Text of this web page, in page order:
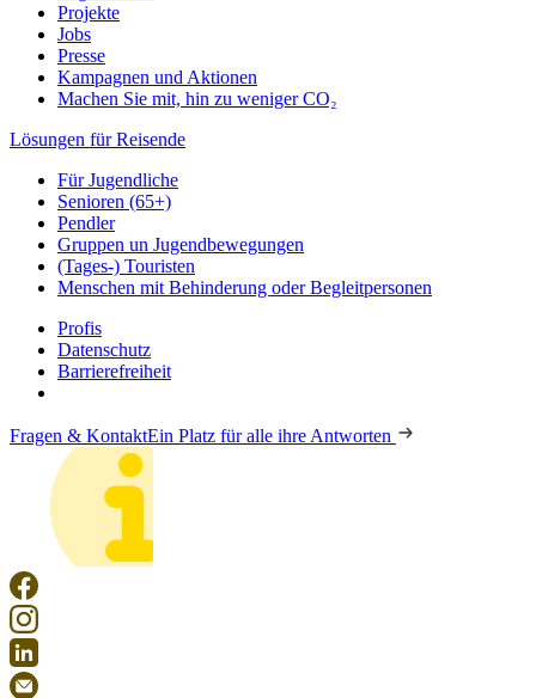
Projekte
Jobs
Presse
Kampagnen und Aktionen
Machen Sie mit, hin zu weniger CO₂
Lösungen für Reisende
Für Jugendliche
Senioren (65+)
Pendler
Gruppen un Jugendbewegungen
(Tages-) Touristen
Menschen mit Behinderung oder Begleitpersonen
Profis
Datenschutz
Barrierefreiheit
Fragen & KontaktEin Platz für alle ihre Antworten